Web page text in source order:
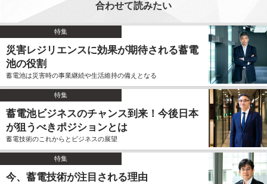
合わせて読みたい
特集
災害レジリエンスに効果が期待される蓄電
池の役割
蓄電池は災害時の事業継続や生活維持の備えとなる
特集
蓄電池ビジネスのチャンス到来！今後日本
が狙うべきポジションとは
蓄電技術のこれからとビジネスの展望
特集
今、蓄電技術が注目される理由